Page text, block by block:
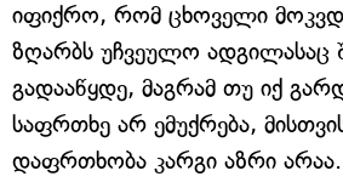
იფიქრო, რომ ცხოველი
ზღარბს უჩვეულო ადგილასაც
გადააწყდე, მაგრამ თუ იქ
საფრთხე არ ემუქრება,
დაფრთხობა კარგი აზრი